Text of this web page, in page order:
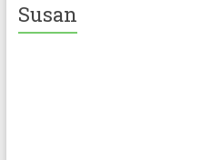
Susan